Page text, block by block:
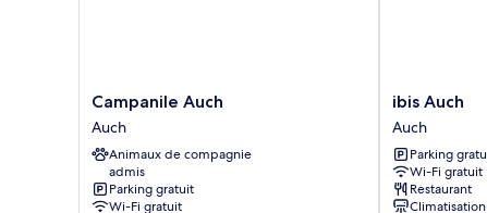
Campanile
Auch
Auch
Campanile Auch
Auch
Animaux de compagnie
admis
Parking gratuit
Wi-Fi gratuit
ibis
Auch
Auch
ibis Auch
Auch
Parking
Wi-Fi gratuit
Restaurant
Climatisation